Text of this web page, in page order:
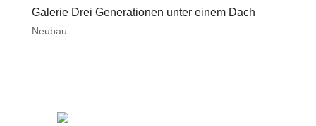
Galerie Drei Generationen unter einem Dach
Neubau